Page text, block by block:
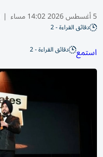
5 أغسطس 2026 14:02 مساء |
دقائق القراءة - 2
استمع دقائق القراءة - 2